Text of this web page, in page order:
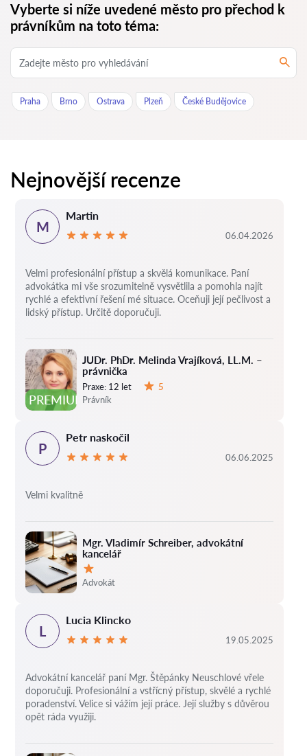
Vyberte si níže uvedené město pro přechod k
právníkům na toto téma:
Praha Brno Ostrava Plzeň České Budějovice
Nejnovější recenze
PREMIUM
JUDr. PhDr. Melinda Vrajíková, LL.M. –
právnička
Praxe: 12 let
5
Právník
M
Martin
06.04.2026
Velmi profesionální přístup a skvělá komunikace. Paní
advokátka mi vše srozumitelně vysvětlila a pomohla najít
rychlé a efektivní řešení mé situace. Oceňuji její pečlivost a
lidský přístup. Určitě doporučuji.
Mgr. Vladimír Schreiber, advokátní
kancelář
Hodnocení:
Advokát
P
Petr naskočil
06.06.2025
Velmi kvalitně
L
Lucia Klincko
19.05.2025
Advokátní kancelář paní Mgr. Štěpánky Neuschlové vřele
doporučuji. Profesionální a vstřícný přístup, skvělé a rychlé
poradenství. Velice si vážím její práce. Její služby s důvěrou
opět ráda využiji.